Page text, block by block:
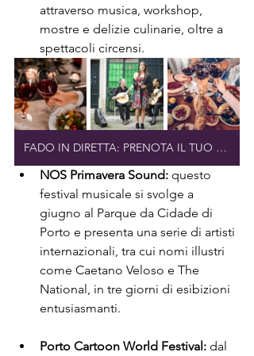
attraverso musica, workshop,
mostre e delizie culinarie, oltre a
spettacoli circensi.
FADO IN DIRETTA: PRENOTA IL TUO POSTO
NOS Primavera Sound: questo
festival musicale si svolge a
giugno al Parque da Cidade di
Porto e presenta una serie di artisti
internazionali, tra cui nomi illustri
come Caetano Veloso e The
National, in tre giorni di esibizioni
entusiasmanti.
Porto Cartoon World Festival: dal